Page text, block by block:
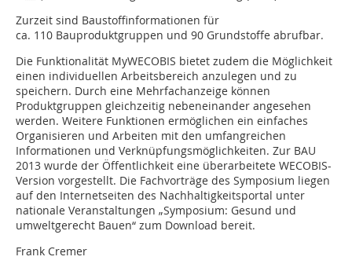
Zurzeit sind Baustoffinformationen für
ca. 110 Bauproduktgruppen und 90 Grundstoffe abrufbar.
Die Funktionalität MyWECOBIS bietet zudem die Möglichkeit
einen individuellen Arbeitsbereich anzulegen und zu
speichern. Durch eine Mehrfachanzeige können
Produktgruppen gleichzeitig nebeneinander angesehen
werden. Weitere Funktionen ermöglichen ein einfaches
Organisieren und Arbeiten mit den umfangreichen
Informationen und Verknüpfungsmöglichkeiten. Zur BAU
2013 wurde der Öffentlichkeit eine überarbeitete WECOBIS-
Version vorgestellt. Die Fachvorträge des Symposium liegen
auf den Internetseiten des Nachhaltigkeitsportal unter
nationale Veranstaltungen „Symposium: Gesund und
umweltgerecht Bauen“ zum Download bereit.
Frank Cremer